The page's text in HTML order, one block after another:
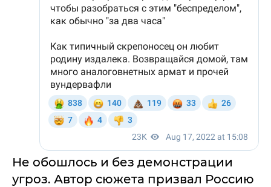
Не обошлось и без демонстрации
угроз. Автор сюжета призвал Россию